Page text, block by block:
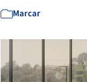
Marcar